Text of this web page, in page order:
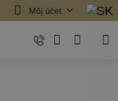
Môj účet